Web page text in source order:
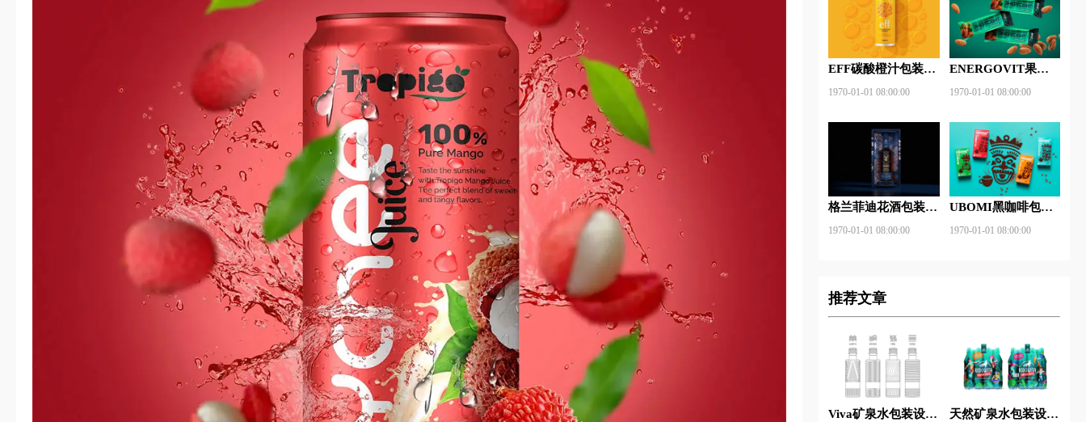
EFF碳酸橙汁包装设
1970-01-01 08:00:00
ENERGOVIT果冻
1970-01-01 08:00:00
格兰菲迪花酒包装设
1970-01-01 08:00:00
UBOMI黑咖啡包装
1970-01-01 08:00:00
推荐文章
Viva矿泉水包装设计
天然矿泉水包装设计